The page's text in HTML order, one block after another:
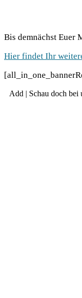
Bis dem­nächst Euer
Hier fin­det Ihr
Add | Schau doch bei